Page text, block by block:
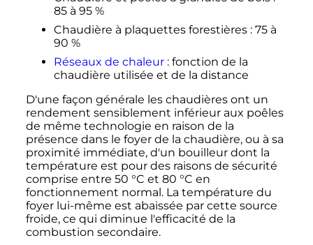
85 à 95 %
Chaudière à plaquettes forestières : 75 à
90 %
Réseaux de chaleur : fonction de la
chaudière utilisée et de la distance
D'une façon générale les chaudières ont un
rendement sensiblement inférieur aux poêles
de même technologie en raison de la
présence dans le foyer de la chaudière, ou à sa
proximité immédiate, d'un bouilleur dont la
température est pour des raisons de sécurité
comprise entre 50 °C et 80 °C en
fonctionnement normal. La température du
foyer lui-même est abaissée par cette source
froide, ce qui diminue l'efficacité de la
combustion secondaire.